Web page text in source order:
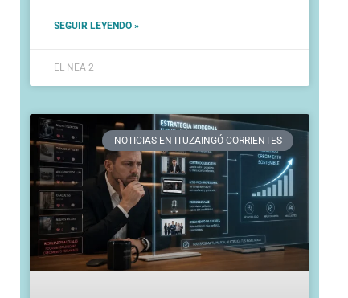
SEGUIR LEYENDO »
EL NEA 2
NOTICIAS EN ITUZAINGÓ CORRIENTES